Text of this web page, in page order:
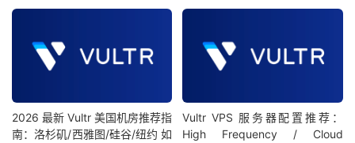
2026 最新 Vultr 美国机房推荐指
南：洛杉矶/西雅图/硅谷/纽约 如
Vultr VPS 服务器配置推荐：
High Frequency / Cloud